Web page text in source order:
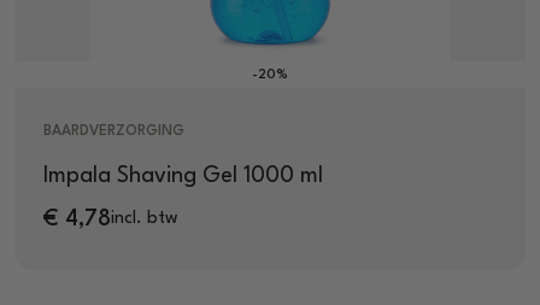
-20%
BAARDVERZORGING
Impala Shaving Gel 1000 ml
€ 4,78incl. btw